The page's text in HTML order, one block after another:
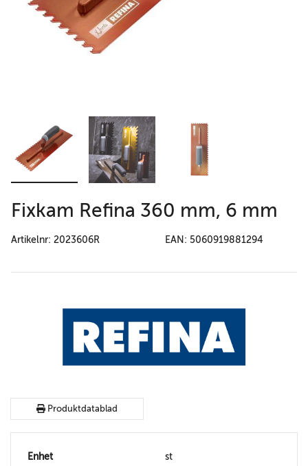
Fixkam Refina 360 mm, 6 mm
Artikelnr: 2023606R EAN: 5060919881294
Produktdatablad
Enhet st